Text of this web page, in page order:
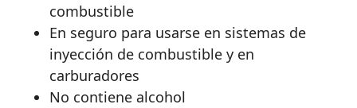
VER TODOS LOS
combustible
En seguro para usarse en sistemas de
inyección de combustible y en
carburadores
No contiene alcohol